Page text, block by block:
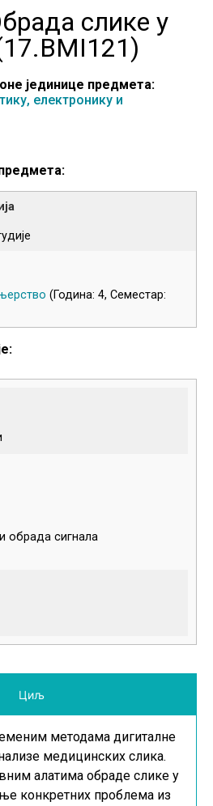
слике у
17.BMI121)
јединице предмета:
електронику и
(Година: 4, Семестар:
обрада сигнала
Циљ
методама дигиталне
медицинских слика.
алатима обраде слике у
конкретних проблема из